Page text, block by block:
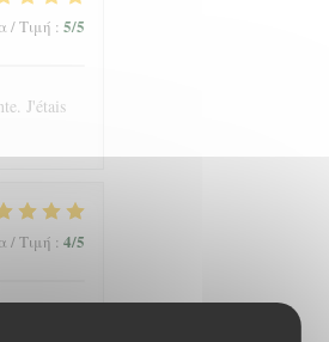
/ Τιμή : 5/5
J'étais
/ Τιμή : 4/5